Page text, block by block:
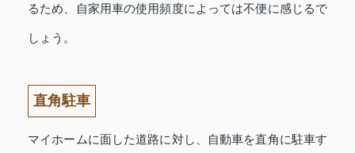
るため、自家用車の使用頻度によっては不便に感じるで
しょう。
直角駐車
マイホームに面した道路に対し、自動車を直角に駐車す